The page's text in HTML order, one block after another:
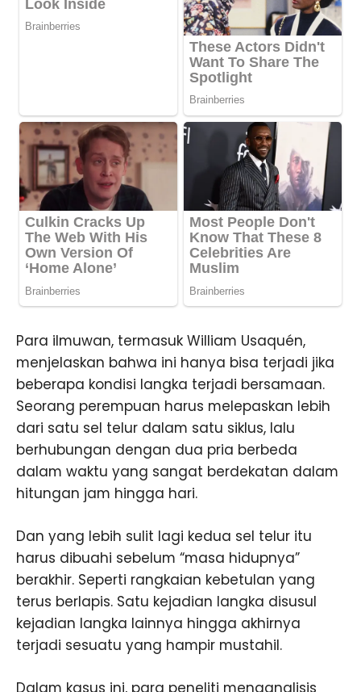
Para ilmuwan, termasuk William Usaquén,
menjelaskan bahwa ini hanya bisa terjadi jika
beberapa kondisi langka terjadi bersamaan.
Seorang perempuan harus melepaskan lebih
dari satu sel telur dalam satu siklus, lalu
berhubungan dengan dua pria berbeda
dalam waktu yang sangat berdekatan dalam
hitungan jam hingga hari.
Dan yang lebih sulit lagi kedua sel telur itu
harus dibuahi sebelum “masa hidupnya”
berakhir. Seperti rangkaian kebetulan yang
terus berlapis. Satu kejadian langka disusul
kejadian langka lainnya hingga akhirnya
terjadi sesuatu yang hampir mustahil.